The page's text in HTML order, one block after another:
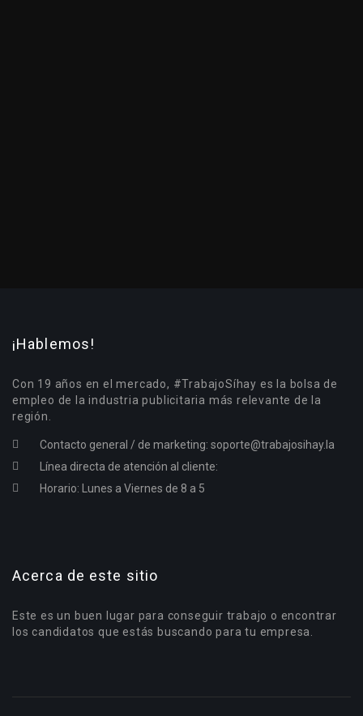
¡Hablemos!
Con 19 años en el mercado, #TrabajoSíhay es la bolsa de
empleo de la industria publicitaria más relevante de la
región.
Contacto general / de marketing: soporte@trabajosihay.la
Línea directa de atención al cliente:
Horario: Lunes a Viernes de 8 a 5
Acerca de este sitio
Este es un buen lugar para conseguir trabajo o encontrar
los candidatos que estás buscando para tu empresa.